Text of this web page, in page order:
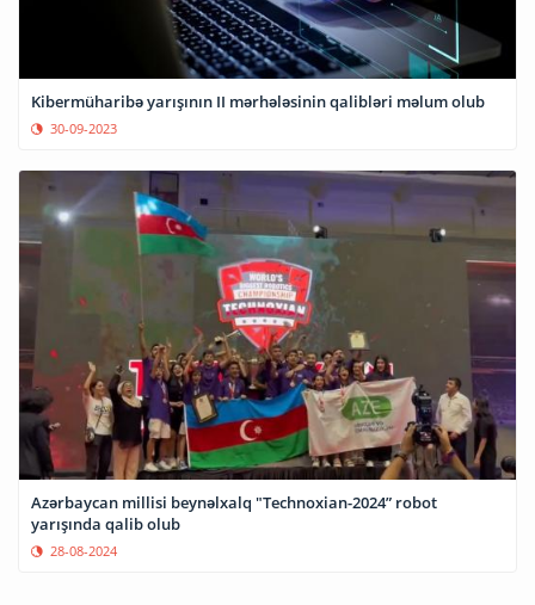
Kibermüharibə yarışının II mərhələsinin qalibləri məlum olub
30-09-2023
Azərbaycan millisi beynəlxalq "Technoxian-2024” robot
yarışında qalib olub
28-08-2024